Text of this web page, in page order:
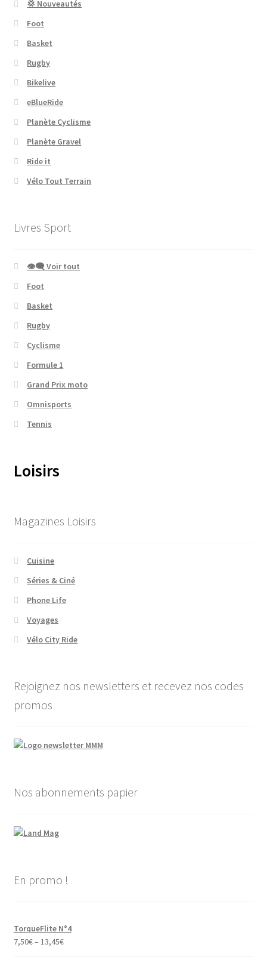
💢 Nouveautés
Foot
Basket
Rugby
Bikelive
eBlueRide
Planète Cyclisme
Planète Gravel
Ride it
Vélo Tout Terrain
Livres Sport
👁‍🗨 Voir tout
Foot
Basket
Rugby
Cyclisme
Formule 1
Grand Prix moto
Omnisports
Tennis
Loisirs
Magazines Loisirs
Cuisine
Séries & Ciné
Phone Life
Voyages
Vélo City Ride
Rejoignez nos newsletters et recevez nos codes
promos
Nos abonnements papier
En promo !
TorqueFlite N°4
7,50€– 13,45€